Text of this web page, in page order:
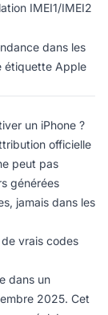
IMEI1/IMEI2
dans les
étiquette Apple
un iPhone ?
officielle
peut pas
générées
jamais dans les
vrais codes
dans un
2025. Cet